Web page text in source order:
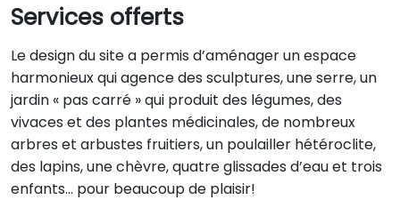
Services offerts
Le design du site a permis d’aménager un espace
harmonieux qui agence des sculptures, une serre, un
jardin « pas carré » qui produit des légumes, des
vivaces et des plantes médicinales, de nombreux
arbres et arbustes fruitiers, un poulailler hétéroclite,
des lapins, une chèvre, quatre glissades d’eau et trois
enfants… pour beaucoup de plaisir!